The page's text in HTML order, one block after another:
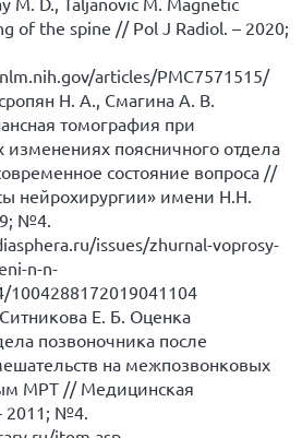
of the spine // Pol J Radiol. – 2020;
articles/PMC7571515/
Н. А., Смагина А. В.
томография при
изменениях поясничного отдела
состояние вопроса //
нейрохирургии» имени Н.Н.
№4.
issues/zhurnal-voprosy-
n-n-
1004288172019041104
Е. Б. Оценка
позвоночника после
на межпозвонковых
МРТ // Медицинская
2011; №4.